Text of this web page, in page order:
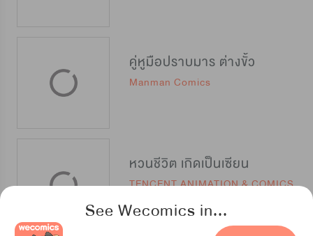
See Wecomics in...
คู่หูมือปราบมาร ต่างขั้ว
Manman Comics
หวนชีวิต เกิดเป็นเซียน
TENCENT ANIMATION & COMICS